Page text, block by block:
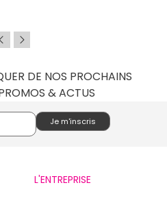
DE NOS PROCHAINS
& ACTUS
L'ENTREPRISE